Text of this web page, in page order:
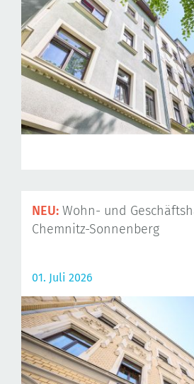
NEU: Wohn- und
Chemnitz-Sonnenberg
01. Juli 2026